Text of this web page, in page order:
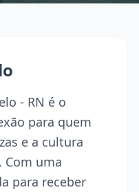
- RN é o
para quem
e a cultura
Com uma
para receber